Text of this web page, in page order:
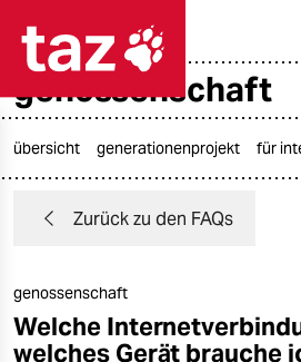
taz zahl ich
öko
gesellschaft
genossenschaft
übersicht generationenprojekt für
Zurück zu den FAQs
genossenschaft
Welche
welches Gerät brauche